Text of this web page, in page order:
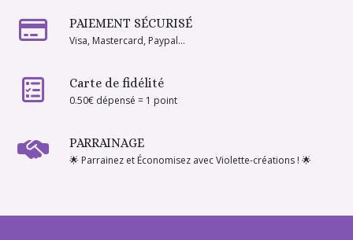
PAIEMENT SÉCURISÉ
Visa, Mastercard, Paypal...
Carte de fidélité
0.50€ dépensé = 1 point
PARRAINAGE
🌟 Parrainez et Économisez avec Violette-créations ! 🌟